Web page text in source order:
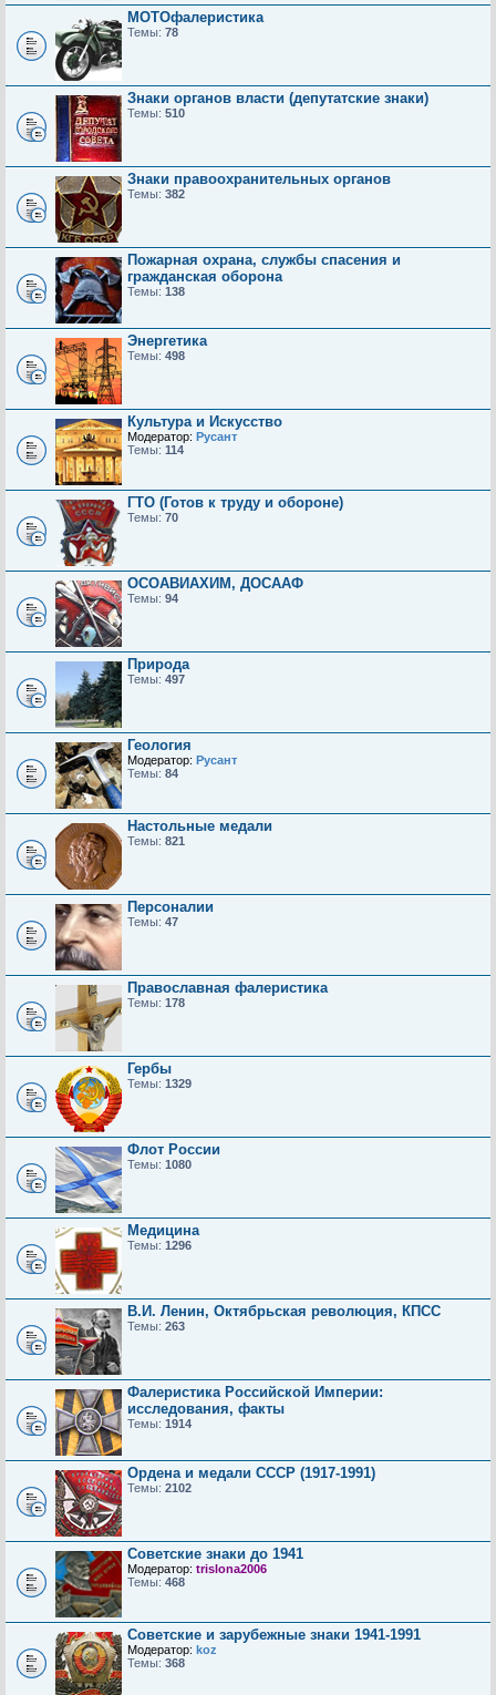
МОТОфалеристика
Темы: 78
Знаки органов власти (депутатские знаки)
Темы: 510
Знаки правоохранительных органов
Темы: 382
Пожарная охрана, службы спасения и
гражданская оборона
Темы: 138
Энергетика
Темы: 498
Культура и Искусство
Модератор: Русант
Темы: 114
ГТО (Готов к труду и обороне)
Темы: 70
ОСОАВИАХИМ, ДОСААФ
Темы: 94
Природа
Темы: 497
Геология
Модератор: Русант
Темы: 84
Настольные медали
Темы: 821
Персоналии
Темы: 47
Православная фалеристика
Темы: 178
Гербы
Темы: 1329
Флот России
Темы: 1080
Медицина
Темы: 1296
В.И. Ленин, Октябрьская революция, КПСС
Темы: 263
Фалеристика Российской Империи:
исследования, факты
Темы: 1914
Ордена и медали СССР (1917-1991)
Темы: 2102
Советские знаки до 1941
Модератор: trislona2006
Темы: 468
Советские и зарубежные знаки 1941-1991
Модератор: koz
Темы: 368